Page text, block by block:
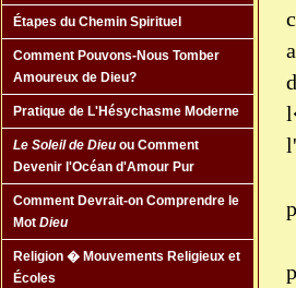
Étapes du Chemin Spirituel
Comment Pouvons-Nous Tomber
Amoureux de Dieu?
Pratique de L'Hésychasme Moderne
Le Soleil de Dieu ou Comment
Devenir l'Océan d'Amour Pur
Comment Devrait-on Comprendre le
Mot Dieu
Religion � Mouvements Religieux et
Écoles